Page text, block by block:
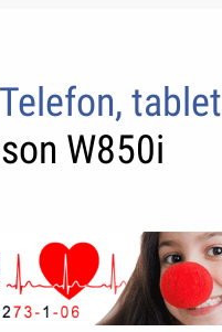
Telefon, tablet
W850i